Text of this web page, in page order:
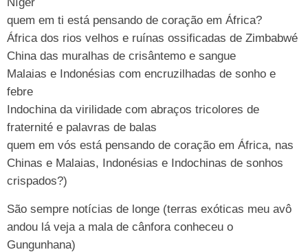
quem em ti está pensando de coração em África?
África dos rios velhos e ruínas ossificadas de Zimbabwé
China das muralhas de crisântemo e sangue
Malaias e Indonésias com encruzilhadas de sonho e
febre
Indochina da virilidade com abraços tricolores de
fraternité e palavras de balas
quem em vós está pensando de coração em África, nas
Chinas e Malaias, Indonésias e Indochinas de sonhos
crispados?)
São sempre notícias de longe (terras exóticas meu avô
andou lá veja a mala de cânfora conheceu o
Gungunhana)